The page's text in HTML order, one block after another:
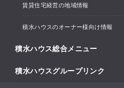
イベント情報
住宅展示場・ショールーム情報
分譲住宅・土地
賃貸住宅経営の地域情報
イベント情報
支店・事業所情報
賃貸住宅経営（シャーメゾン）
積水ハウスのオーナー様向け情報
カスタマーズセンター
リフォーム
積水ハウス総合メニュー
住まい
積水ハウスグループリンク